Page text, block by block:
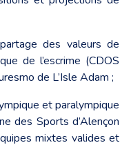
des valeurs de
de l’escrime (CDOS
de L’Isle Adam ;
et paralympique
des Sports d’Alençon
mixtes valides et